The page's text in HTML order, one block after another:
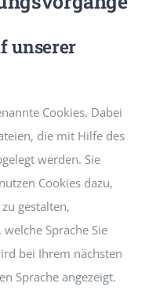
unserer
Cookies. Dabei
die mit Hilfe des
werden. Sie
Cookies dazu,
gestalten,
Sprache Sie
bei Ihrem nächsten
Sprache angezeigt.